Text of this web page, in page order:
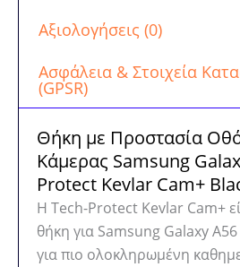
Αξιολογήσεις (0)
Ασφάλεια & Στοιχεία
(GPSR)
Θήκη με Προστασία
Κάμερας Samsung
Protect Kevlar Cam+
Η Tech-Protect Kevlar Cam+
θήκη για Samsung Galaxy
για πιο ολοκληρωμένη